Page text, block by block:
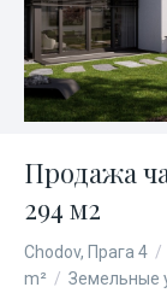
Продажа
294 м2
Chodov, Прага 4 /
m² / Земельные